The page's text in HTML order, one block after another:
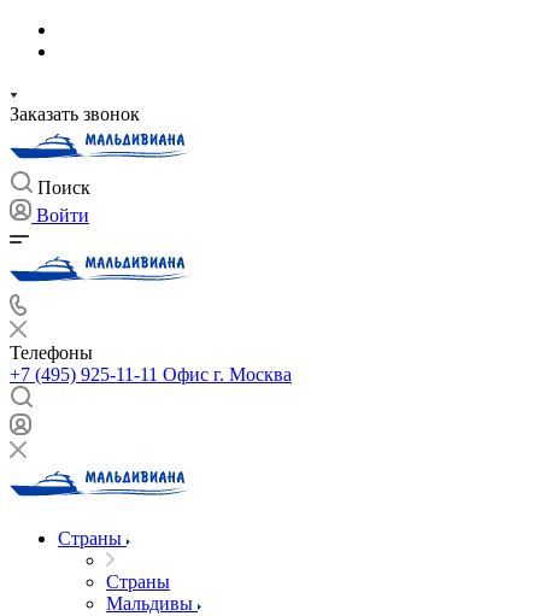
Заказать звонок
Поиск
Войти
Телефоны
+7 (495) 925-11-11 Офис г. Москва
Страны
Страны
Мальдивы